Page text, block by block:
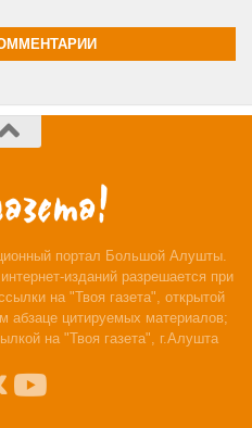
портал Большой Алушты.
изданий разрешается при
на "Твоя газета", открытой
абзаце цитируемых материалов;
на "Твоя газета", г.Алушта